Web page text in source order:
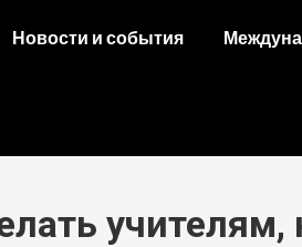
Новости и события